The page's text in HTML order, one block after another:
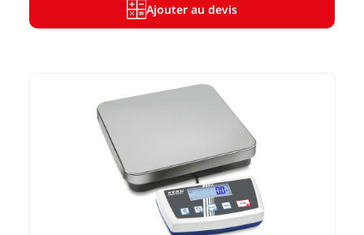
Ajouter au devis